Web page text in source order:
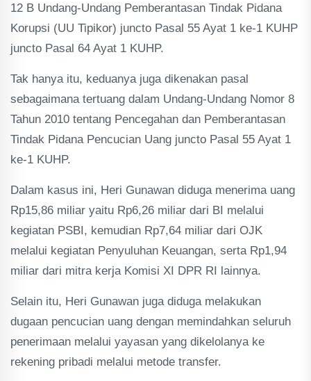
12 B Undang-Undang Pemberantasan Tindak Pidana
Korupsi (UU Tipikor) juncto Pasal 55 Ayat 1 ke-1 KUHP
juncto Pasal 64 Ayat 1 KUHP.
Tak hanya itu, keduanya juga dikenakan pasal
sebagaimana tertuang dalam Undang-Undang Nomor 8
Tahun 2010 tentang Pencegahan dan Pemberantasan
Tindak Pidana Pencucian Uang juncto Pasal 55 Ayat 1
ke-1 KUHP.
Dalam kasus ini, Heri Gunawan diduga menerima uang
Rp15,86 miliar yaitu Rp6,26 miliar dari BI melalui
kegiatan PSBI, kemudian Rp7,64 miliar dari OJK
melalui kegiatan Penyuluhan Keuangan, serta Rp1,94
miliar dari mitra kerja Komisi XI DPR RI lainnya.
Selain itu, Heri Gunawan juga diduga melakukan
dugaan pencucian uang dengan memindahkan seluruh
penerimaan melalui yayasan yang dikelolanya ke
rekening pribadi melalui metode transfer.